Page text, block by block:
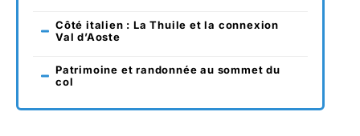
Côté italien : La Thuile et la connexion
Val d’Aoste
Patrimoine et randonnée au sommet du
col